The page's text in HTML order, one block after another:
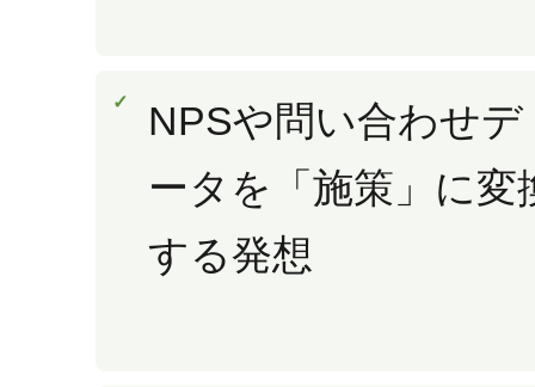
NPSや問い合わせデ
ータを「施策」に変
する発想